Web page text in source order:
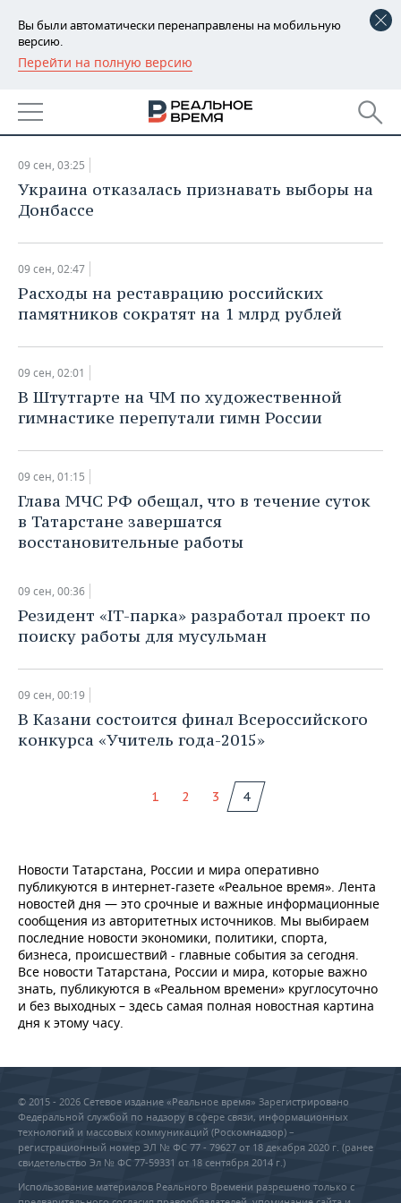
Вы были автоматически перенаправлены на мобильную
версию.
Перейти на полную версию
РЕГИОНЫ
БАШКОРТОСТАН
УДМУРТИЯ
НОВОСТИ
НОВОСТИ АНАЛИТИКИ
КОРОЛИ ГОСЗАКАЗА ПФО
ВУЗЫ ТАТАРСТАНА
КОМУ ПРИНАДЛЕЖАТ
ТОРГОВЫЕ ЦЕНТРЫ
ТАТАРСТАНА
ЭКОНОМИКА
ФИНАНСЫ
БАНКИ
БЮДЖЕТ
ИНВЕСТИЦИИ
НОВОСТИ
АГРОПРОМ
МАШИНОСТРОЕНИЕ
НЕФТЕХИМИЯ
НЕФТЬ
ЭНЕРГЕТИКА
НЕДВИЖИМОСТЬ
НОВОСТИ НЕДВИЖИМОСТИ
АВТО
НОВОСТИ АВТО
БИЗНЕС
НОВОСТИ БИЗНЕСА
ТРАНСПОРТ
УСЛУГИ
ТЕХНОЛОГИИ
IT
МЕДИА
НОВОСТИ МЕРОПРИЯТИЙ
ВЫЕЗДНАЯ РЕДАКЦИЯ
ONLINE-КОНФЕРЕНЦИИ
ОТКРЫТАЯ ЛЕКЦИЯ
СПОРТ
НОВОСТИ СПОРТА
ХОККЕЙ
БАСКЕТБОЛ
КИБЕРСПОРТ
ВОДНЫЕ ВИДЫ СПОРТА
ОБЩЕСТВО
ВЛАСТЬ
ИНФРАСТРУКТУРА
КУЛЬТУРА
СЮЖЕТЫ
СПРАВОЧНИК
СПИСОК КОМПАНИЙ
09.09.2015
09 сен, 03:25
Украина отказалась признавать выборы на
Донбассе
09 сен, 02:47
Расходы на реставрацию российских
памятников сократят на 1 млрд рублей
09 сен, 02:01
В Штутгарте на ЧМ по художественной
гимнастике перепутали гимн России
09 сен, 01:15
Глава МЧС РФ обещал, что в течение суток
в Татарстане завершатся
восстановительные работы
09 сен, 00:36
Резидент «IТ-парка» разработал проект по
поиску работы для мусульман
09 сен, 00:19
В Казани состоится финал Всероссийского
конкурса «Учитель года-2015»
1 2 3 4
Новости Татарстана, России и мира оперативно
публикуются в интернет-газете «Реальное время». Лента
новостей дня — это срочные и важные информационные
сообщения из авторитетных источников. Мы выбираем
последние новости экономики, политики, спорта,
бизнеса, происшествий - главные события за сегодня.
Все новости Татарстана, России и мира, которые важно
знать, публикуются в «Реальном времени» круглосуточно
и без выходных – здесь самая полная новостная картина
дня к этому часу.
© 2015 - 2026 Сетевое издание «Реальное время» Зарегистрировано
Федеральной службой по надзору в сфере связи, информационных
технологий и массовых коммуникаций (Роскомнадзор) –
регистрационный номер ЭЛ № ФС 77 - 79627 от 18 декабря 2020 г. (ранее
свидетельство Эл № ФС 77-59331 от 18 сентября 2014 г.)
Использование материалов Реального Времени разрешено только с